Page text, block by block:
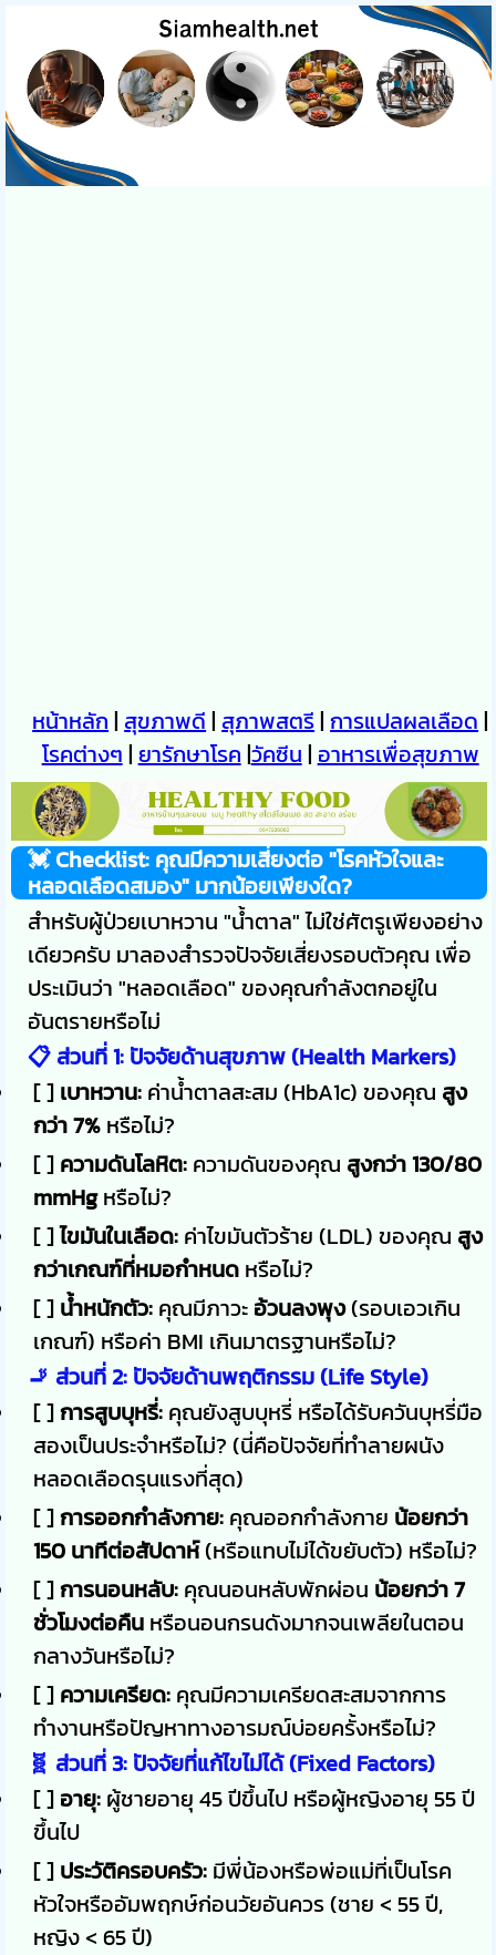
หน้าหลัก | สุขภาพดี | สุภาพสตรี|การแปลผลเลือด |
โรคต่างๆ | ยารักษาโรค |วัคซีน | อาหารเพื่อสุขภาพ
💓 Checklist: คุณมีความเสี่ยงต่อ "โรคหัวใจและ
หลอดเลือดสมอง" มากน้อยเพียงใด?
สำหรับผู้ป่วยเบาหวาน "น้ำตาล" ไม่ใช่ศัตรูเพียงอย่าง
เดียวครับ มาลองสำรวจปัจจัยเสี่ยงรอบตัวคุณ เพื่อ
ประเมินว่า "หลอดเลือด" ของคุณกำลังตกอยู่ใน
อันตรายหรือไม่
📋 ส่วนที่ 1: ปัจจัยด้านสุขภาพ (Health Markers)
[ ] เบาหวาน: ค่าน้ำตาลสะสม (HbA1c) ของคุณ สูง
กว่า 7% หรือไม่?
[ ] ความดันโลหิต: ความดันของคุณ สูงกว่า 130/80
mmHgหรือไม่?
[ ]ไขมันในเลือด: ค่าไขมันตัวร้าย (LDL) ของคุณ สูง
กว่าเกณฑ์ที่หมอกำหนด หรือไม่?
[ ] น้ำหนักตัว: คุณมีภาวะ อ้วนลงพุง(รอบเอวเกิน
เกณฑ์) หรือค่า BMI เกินมาตรฐานหรือไม่?
🚬 ส่วนที่ 2: ปัจจัยด้านพฤติกรรม (Life Style)
[ ]การสูบบุหรี่: คุณยังสูบบุหรี่ หรือได้รับควันบุหรี่มือ
สองเป็นประจำหรือไม่? (นี่คือปัจจัยที่ทำลายผนัง
หลอดเลือดรุนแรงที่สุด)
[ ]การออกกำลังกาย: คุณออกกำลังกาย น้อยกว่า
150 นาทีต่อสัปดาห์(หรือแทบไม่ได้ขยับตัว) หรือไม่?
[ ]การนอนหลับ: คุณนอนหลับพักผ่อน น้อยกว่า 7
ชั่วโมงต่อคืน หรือนอนกรนดังมากจนเพลียในตอน
กลางวันหรือไม่?
[ ] ความเครียด: คุณมีความเครียดสะสมจากการ
ทำงานหรือปัญหาทางอารมณ์บ่อยครั้งหรือไม่?
🧬 ส่วนที่ 3: ปัจจัยที่แก้ไขไม่ได้ (Fixed Factors)
[ ] อายุ: ผู้ชายอายุ 45 ปีขึ้นไป หรือผู้หญิงอายุ 55 ปี
ขึ้นไป
[ ] ประวัติครอบครัว: มีพี่น้องหรือพ่อแม่ที่เป็นโรค
หัวใจหรืออัมพฤกษ์ก่อนวัยอันควร (ชาย < 55 ปี,
หญิง < 65 ปี)